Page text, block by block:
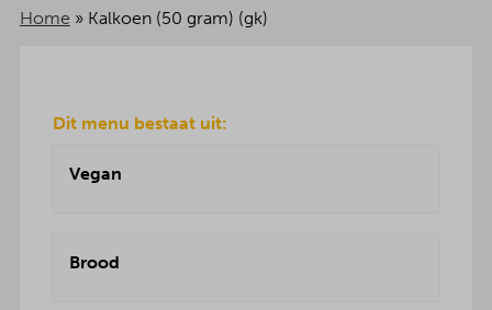
Home » Kalkoen (50 gram) (gk)
Dit menu bestaat uit:
Vegan
Brood